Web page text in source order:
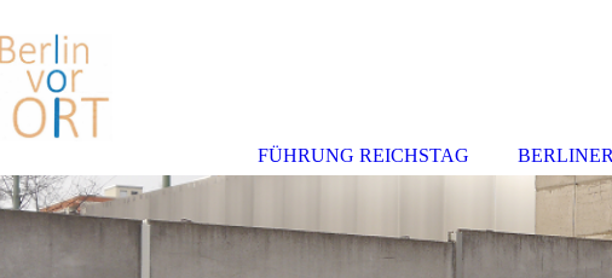
FÜHRUNG REICHSTAG